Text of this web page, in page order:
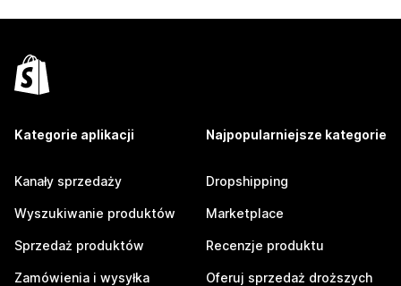
Kategorie aplikacji
Kanały sprzedaży
Wyszukiwanie produktów
Sprzedaż produktów
Zamówienia i wysyłka
Najpopularniejsze kategorie
Dropshipping
Marketplace
Recenzje produktu
Oferuj sprzedaż droższych